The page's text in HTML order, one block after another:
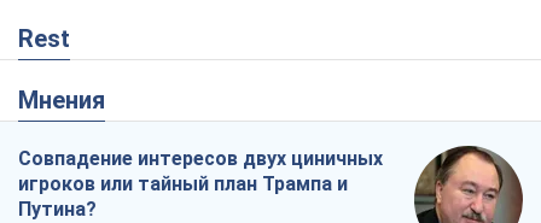
Rest
Мнения
Совпадение интересов двух циничных
игроков или тайный план Трампа и
Путина?